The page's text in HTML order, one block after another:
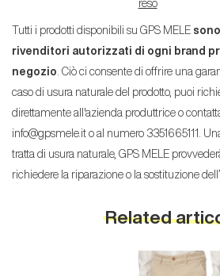
reso
Tutti i prodotti disponibili su GPS MELE
rivenditori autorizzati di ogni brand
negozio . Ciò ci consente di offrire una
caso di usura naturale del prodotto, puoi
direttamente all'azienda produttrice o
info@gpsmele.it o al numero 3351665111.
tratta di usura naturale, GPS MELE
richiedere la riparazione o la sostituzione
Related